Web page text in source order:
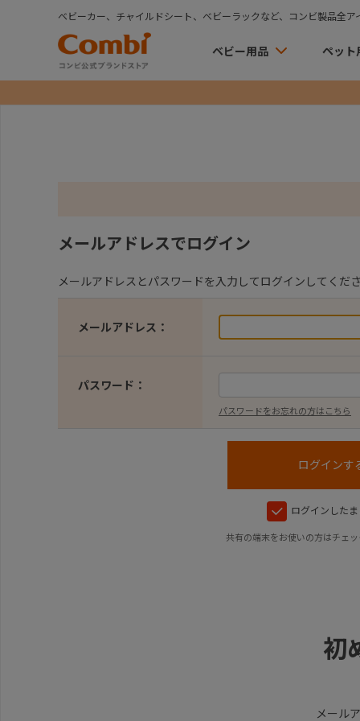
ベビーカー、チャイルドシート、ベビーラックなど、コンビ製品全ア
ベビー用品 ペット
メールアドレスでログイン
メールアドレスとパスワードを入力してログインしてくださ
メールアドレス：
パスワード：
パスワードをお忘れの方はこちら
ログインした
共有の端末をお使いの方はチェ
初
メール